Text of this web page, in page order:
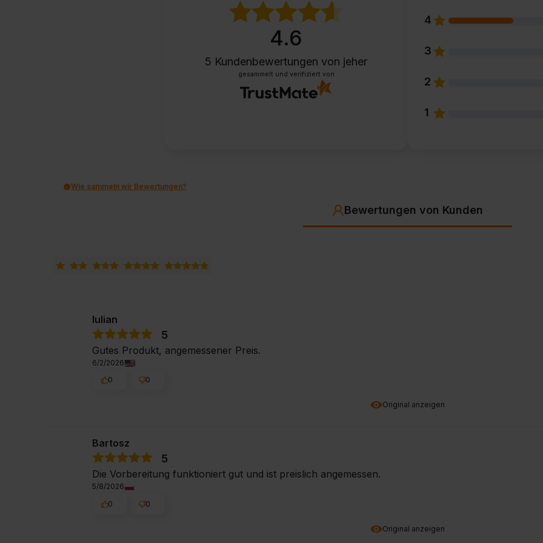
4.6
5 Kundenbewertungen von jeher
gesammelt und verifiziert von
4
3
2
1
Wie sammeln wir Bewertungen?
Bewertungen von Kunden
Original anzeigen
Iulian
5
Gutes Produkt, angemessener Preis.
6/2/2026
0
0
Original anzeigen
Bartosz
5
Die Vorbereitung funktioniert gut und ist preislich angemessen.
5/8/2026
0
0